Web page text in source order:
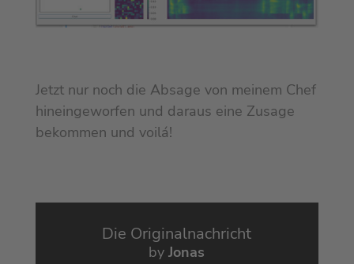
Jetzt nur noch die Absage von meinem Chef
hineingeworfen und daraus eine Zusage
bekommen und voilá!
Die Originalnachricht
byJonas